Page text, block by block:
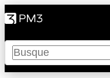
Pesquisar